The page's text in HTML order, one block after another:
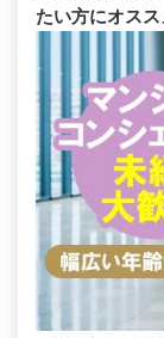
たい方にオスス